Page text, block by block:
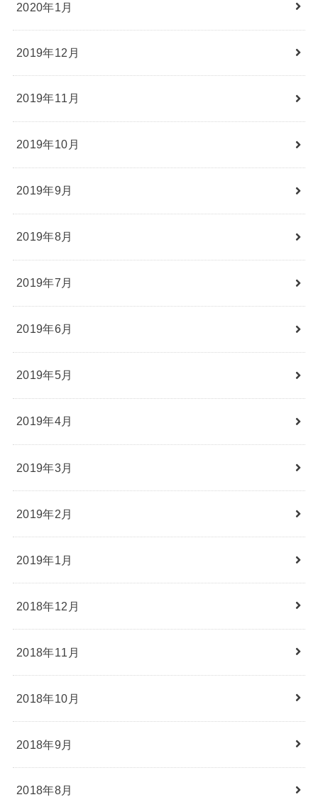
2020年1月
2019年12月
2019年11月
2019年10月
2019年9月
2019年8月
2019年7月
2019年6月
2019年5月
2019年4月
2019年3月
2019年2月
2019年1月
2018年12月
2018年11月
2018年10月
2018年9月
2018年8月